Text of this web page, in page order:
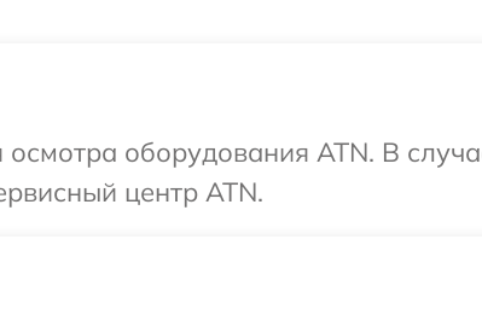
оборудования ATN. В
центр ATN.